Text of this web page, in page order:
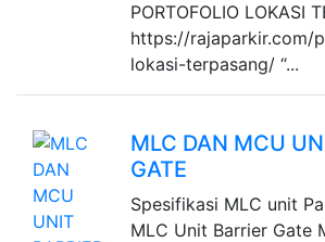
PORTOFOLIO LOKASI
https://rajaparkir.com/
lokasi-terpasang/ “...
MLC DAN MCU
GATE
Spesifikasi MLC unit
MLC Unit Barrier Gate